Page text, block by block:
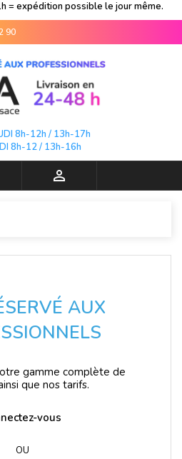
= expédition possible le jour même.
90
8h-12h / 13h-17h
8h-12 / 13h-16h

AUX
gamme complète de
que nos tarifs.
vous
OU